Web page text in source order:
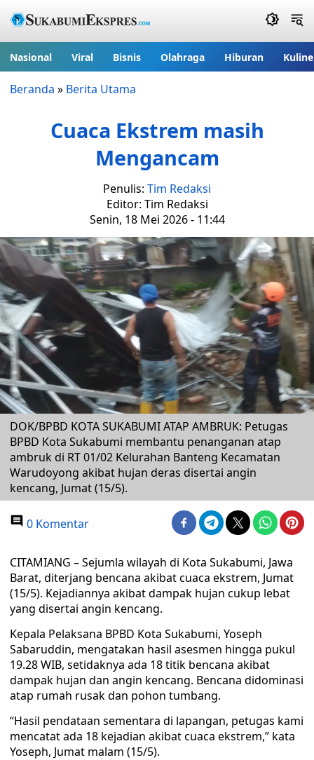
Nasional Viral Bisnis Olahraga Hiburan
Beranda » Berita Utama
Cuaca Ekstrem masih
Mengancam
Penulis: Tim Redaksi
Editor: Tim Redaksi
Senin, 18 Mei 2026 - 11:44
DOK/BPBD KOTA SUKABUMI ATAP AMBRUK: Petugas
BPBD Kota Sukabumi membantu penanganan atap
ambruk di RT 01/02 Kelurahan Banteng Kecamatan
Warudoyong akibat hujan deras disertai angin
kencang, Jumat (15/5).
0 Komentar
CITAMIANG – Sejumla wilayah di Kota Sukabumi, Jawa
Barat, diterjang bencana akibat cuaca ekstrem, Jumat
(15/5). Kejadiannya akibat dampak hujan cukup lebat
yang disertai angin kencang.
Kepala Pelaksana BPBD Kota Sukabumi, Yoseph
Sabaruddin, mengatakan hasil asesmen hingga pukul
19.28 WIB, setidaknya ada 18 titik bencana akibat
dampak hujan dan angin kencang. Bencana didominasi
atap rumah rusak dan pohon tumbang.
“Hasil pendataan sementara di lapangan, petugas kami
mencatat ada 18 kejadian akibat cuaca ekstrem,” kata
Yoseph, Jumat malam (15/5).